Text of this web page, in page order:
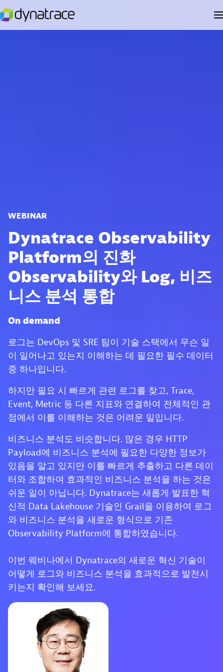
WEBINAR
Dynatrace Observability
Platform의 진화
Observability와 Log, 비즈
니스 분석 통합
On demand
로그는 DevOps 및 SRE 팀이 기술 스택에서 무슨 일
이 일어나고 있는지 이해하는 데 필요한 필수 데이터
중 하나입니다.
하지만 필요 시 빠르게 관련 로그를 찾고, Trace,
Event, Metric 등 다른 지표와 연결하여 전체적인 관
점에서 이를 이해하는 것은 어려운 일입니다.
비즈니스 분석도 비슷합니다. 많은 경우 HTTP
Payload에 비즈니스 분석에 필요한 다양한 정보가
있음을 알고 있지만 이를 빠르게 추출하고 다른 데이
터와 조합하여 효과적인 비즈니스 분석을 하는 것은
쉬운 일이 아닙니다. Dynatrace는 새롭게 발표한 혁
신적 Data Lakehouse 기술인 Grail을 이용하여 로그
와 비즈니스 분석을 새로운 형식으로 기존
Observability Platform에 통합하였습니다.
이번 웨비나에서 Dynatrace의 새로운 혁신 기술이
어떻게 로그와 비즈니스 분석을 효과적으로 발전시
키는지 확인해 보세요.